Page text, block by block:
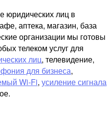
юридических лиц в
аптека, магазин, база
организации мы готовы
телеком услуг для
лиц, телевидение,
для бизнеса,
Wi-Fi, усиление сигнала